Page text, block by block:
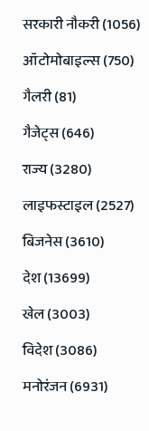
Rajasthan
News
सरकारी नौकरी (1056)
ऑटोमोबाइल्स (750)
गैलरी (81)
गैजेट्स (646)
राज्य (3280)
लाइफस्टाइल (2527)
बिजनेस (3610)
देश (13699)
खेल (3003)
विदेश (3086)
मनोरंजन (6931)